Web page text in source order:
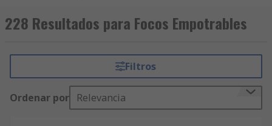
228 Resultados para Focos Empotrables
Filtros
Ordenar por Relevancia